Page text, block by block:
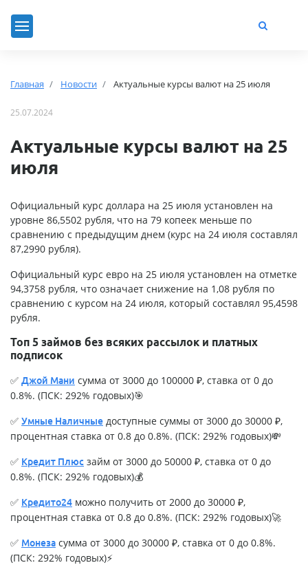
Главная Новости Актуальные курсы валют на 25 июля
25.07.2024
Актуальные курсы валют на 25
июля
Официальный курс доллара на 25 июля установлен на
уровне 86,5502 рубля, что на 79 копеек меньше по
сравнению с предыдущим днем (курс на 24 июля составлял
87,2990 рубля).
Официальный курс евро на 25 июля установлен на отметке
94,3758 рубля, что означает снижение на 1,08 рубля по
сравнению с курсом на 24 июля, который составлял 95,4598
рубля.
Топ 5 займов без всяких рассылок и платных
подписок
✅ Джой Мани сумма от 3000 до 100000 ₽, ставка от 0 до
0.8%. (ПСК: 292% годовых)🎯
✅ Умные Наличные доступные суммы от 3000 до 30000 ₽,
процентная ставка от 0.8 до 0.8%. (ПСК: 292% годовых)💸
✅ Кредит Плюс займ от 3000 до 50000 ₽, ставка от 0 до
0.8%. (ПСК: 292% годовых)💰
✅ Кредито24 можно получить от 2000 до 30000 ₽,
процентная ставка от 0.8 до 0.8%. (ПСК: 292% годовых)🚀
✅ Монеза сумма от 3000 до 30000 ₽, ставка от 0 до 0.8%.
(ПСК: 292% годовых)⚡